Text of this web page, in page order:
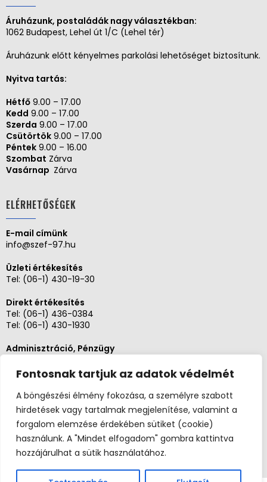
Fontosnak tartjuk az adatok védelmét
A böngészési élmény fokozása, a személyre szabott
hirdetések vagy tartalmak megjelenítése, valamint a
forgalom elemzése érdekében sütiket (cookie)
használunk. A "Mindet elfogadom" gombra kattintva
hozzájárulhat a sütik használatához.
Áruházunk, postaládák nagy választékban:
1062 Budapest, Lehel út 1/C (Lehel tér)
Áruházunk előtt kényelmes parkolási lehetőséget biztosítunk.
Nyitva tartás:
Hétfő 9.00 – 17.00
Kedd 9.00 – 17.00
Szerda 9.00 – 17.00
Csütörtök 9.00 – 17.00
Péntek 9.00 – 16.00
Szombat Zárva
Vasárnap Zárva
ELÉRHETŐSÉGEK
E-mail címünk
info@szef-97.hu
Üzleti értékesítés
Tel: (06-1) 430-19-30
Direkt értékesítés
Tel: (06-1) 436-0384
Tel: (06-1) 430-1930
Adminisztráció, Pénzügy
Szerviz és karbantartás
Tel: (06-20)3268654
Tel: (06-1) 436-0384